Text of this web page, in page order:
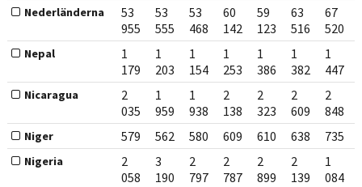
Nederländerna
53
955
53
555
53
468
60
142
59
123
63
516
67
520
Nepal
1
179
1
203
1
154
1
253
1
386
1
382
1
447
Nicaragua
2
035
1
959
1
938
2
138
2
323
2
609
2
848
Niger 579 562 580 609 610 638 735
Nigeria
2
058
3
190
2
797
2
787
2
899
2
139
1
084